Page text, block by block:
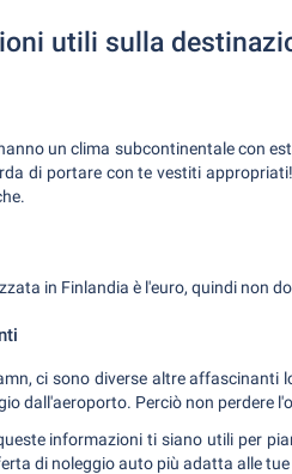
utili sulla
un clima subcontinentale con
di portare con te vestiti
in Finlandia è l'euro, quindi non
ci sono diverse altre affascinanti
dall'aeroporto. Perciò non perdere
informazioni ti siano utili per
di noleggio auto più adatta alle